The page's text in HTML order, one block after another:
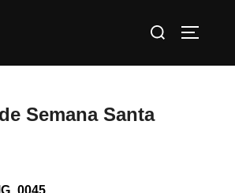
Buscar:
Semana Santa